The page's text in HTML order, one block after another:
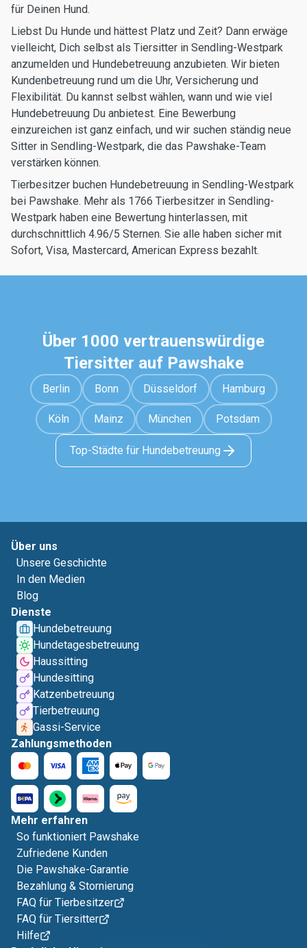
für Deinen Hund.
Liebst Du Hunde und hättest Platz und Zeit? Dann erwäge
vielleicht, Dich selbst als Tiersitter in Sendling-Westpark
anzumelden und Hundebetreuung anzubieten. Wir bieten
Kundenbetreuung rund um die Uhr, Versicherung und
Flexibilität. Du kannst selbst wählen, wann und wie viel
Hundebetreuung Du anbietest. Eine Bewerbung
einzureichen ist ganz einfach, und wir suchen ständig neue
Sitter in Sendling-Westpark, die das Pawshake-Team
verstärken können.
Tierbesitzer buchen Hundebetreuung in Sendling-Westpark
bei Pawshake. Mehr als 1766 Tierbesitzer in Sendling-
Westpark haben eine Bewertung hinterlassen, mit
durchschnittlich 4.96/5 Sternen. Sie alle haben sicher mit
Sofort, Visa, Mastercard, American Express bezahlt.
Über 1000 vertrauenswürdige
Tiersitter auf Pawshake
Berlin Bonn Düsseldorf Hamburg
Köln Mainz München Potsdam
Top-Städte für Hundebetreuung
Über uns
Unsere Geschichte
In den Medien
Blog
Dienste
Hundebetreuung
Hundetagesbetreuung
Haussitting
Hundesitting
Katzenbetreuung
Tierbetreuung
Gassi-Service
Zahlungsmethoden
Mehr erfahren
So funktioniert Pawshake
Zufriedene Kunden
Die Pawshake-Garantie
Bezahlung & Stornierung
FAQ für Tierbesitzer
FAQ für Tiersitter
Hilfe